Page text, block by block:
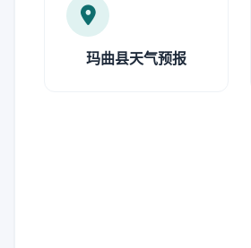
玛曲县天气预报